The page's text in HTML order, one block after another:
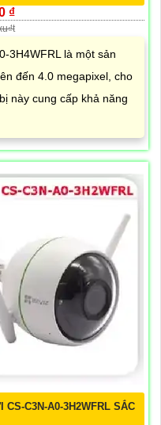
₫
3H4WFRL là một sản
đến 4.0 megapixel, cho
này cung cấp khả năng
C3N-A0-3H2WFRL SẮC